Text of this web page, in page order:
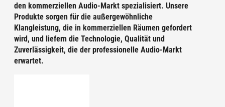
den kommerziellen Audio-Markt spezialisiert. Unsere
Produkte sorgen für die außergewöhnliche
Klangleistung, die in kommerziellen Räumen gefordert
wird, und liefern die Technologie, Qualität und
Zuverlässigkeit, die der professionelle Audio-Markt
erwartet.